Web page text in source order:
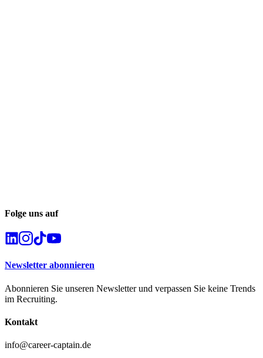
Folge uns auf
Newsletter abonnieren
Abonnieren Sie unseren Newsletter und verpassen Sie keine Trends
im Recruiting.
Kontakt
info@career-captain.de